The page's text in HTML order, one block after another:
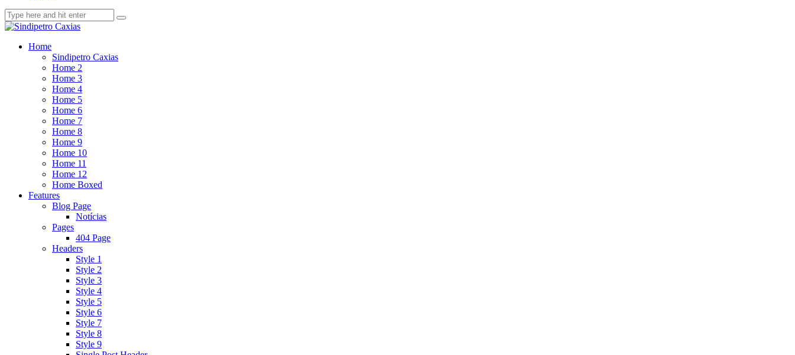
Home
Sindipetro Caxias
Home 2
Home 3
Home 4
Home 5
Home 6
Home 7
Home 8
Home 9
Home 10
Home 11
Home 12
Home Boxed
Features
Blog Page
Notícias
Pages
404 Page
Headers
Style 1
Style 2
Style 3
Style 4
Style 5
Style 6
Style 7
Style 8
Style 9